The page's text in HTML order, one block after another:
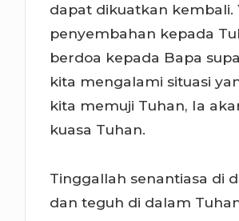
dapat dikuatkan kembali.
penyembahan kepada
berdoa kepada Bapa
kita mengalami situasi
kita memuji Tuhan, Ia
kuasa Tuhan.
Tinggallah senantiasa di
dan teguh di dalam